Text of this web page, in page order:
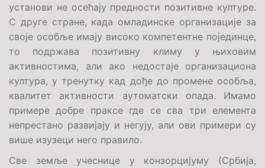
установи не осећају предности позитивне културе.
С друге стране, када омладинске организације за
своје особље имају високо компетентне појединце,
то подржава позитивну климу у њиховим
активностима, али ако недостаје организациона
култура, у тренутку кад дође до промене особља,
квалитет активности аутоматски опада. Имамо
примере добре праксе где се сва три елемента
непрестано развијају и негују, али ови примери су
више изузеци него правило.
Све земље учеснице у конзорцијуму (Србија,